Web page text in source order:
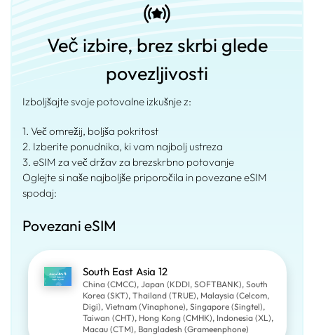
Več izbire, brez skrbi glede
povezljivosti
Izboljšajte svoje potovalne izkušnje z:
1. Več omrežij, boljša pokritost
2. Izberite ponudnika, ki vam najbolj ustreza
3. eSIM za več držav za brezskrbno potovanje
Oglejte si naše najboljše priporočila in povezane eSIM
spodaj:
Povezani eSIM
South East Asia 12
China (CMCC), Japan (KDDI, SOFTBANK), South
Korea (SKT), Thailand (TRUE), Malaysia (Celcom,
Digi), Vietnam (Vinaphone), Singapore (Singtel),
Taiwan (CHT), Hong Kong (CMHK), Indonesia (XL),
Macau (CTM), Bangladesh (Grameenphone)